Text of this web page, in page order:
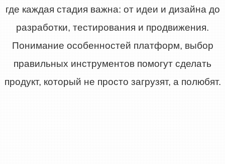
где каждая стадия важна: от идеи и дизайна до
разработки, тестирования и продвижения.
Понимание особенностей платформ, выбор
правильных инструментов помогут сделать
продукт, который не просто загрузят, а полюбят.